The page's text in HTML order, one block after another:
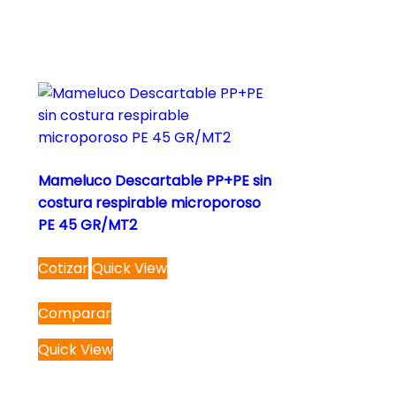
Mameluco Descartable PP+PE sin
costura respirable microporoso
PE 45 GR/MT2
CotizarQuick View
Comparar
Quick View